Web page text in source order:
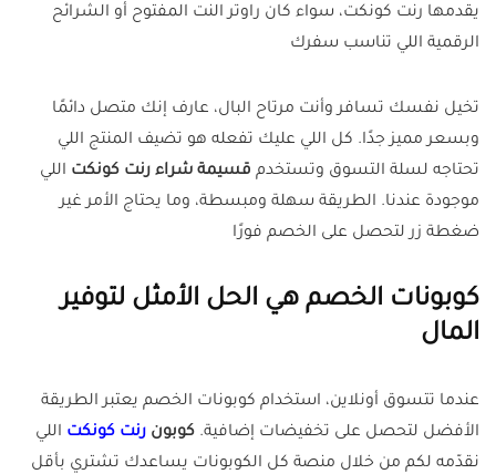
يقدمها رنت كونكت، سواء كان راوتر النت المفتوح أو الشرائح
الرقمية اللي تناسب سفرك
تخيل نفسك تسافر وأنت مرتاح البال، عارف إنك متصل دائمًا
وبسعر مميز جدًا. كل اللي عليك تفعله هو تضيف المنتج اللي
تحتاجه لسلة التسوق وتستخدم قسيمة شراء رنت كونكت اللي
موجودة عندنا. الطريقة سهلة ومبسطة، وما يحتاج الأمر غير
ضغطة زر لتحصل على الخصم فورًا
كوبونات الخصم هي الحل الأمثل لتوفير
المال
عندما تتسوق أونلاين، استخدام كوبونات الخصم يعتبر الطريقة
الأفضل لتحصل على تخفيضات إضافية. كوبون رنت كونكت اللي
نقدّمه لكم من خلال منصة كل الكوبونات يساعدك تشتري بأقل